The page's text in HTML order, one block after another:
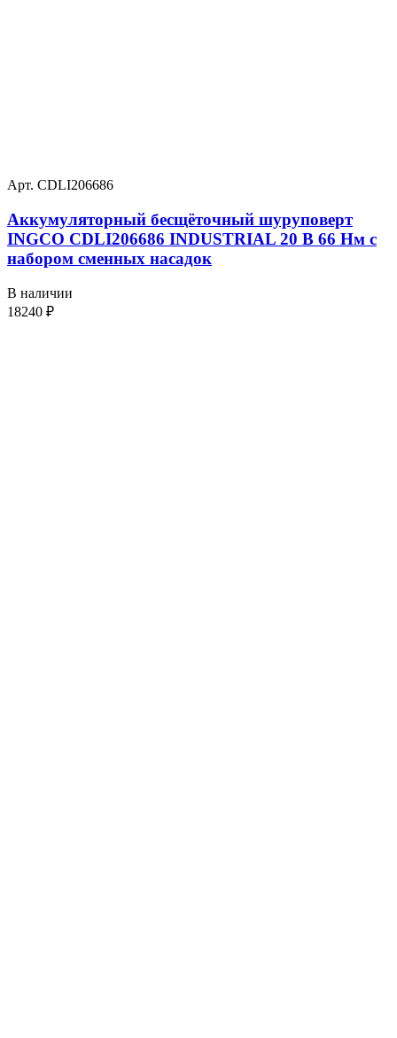
Арт. CDLI206686
Аккумуляторный бесщёточный шуруповерт
INGCO CDLI206686 INDUSTRIAL 20 В 66 Нм с
набором сменных насадок
В наличии
18240 ₽